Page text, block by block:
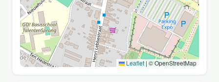
Leaflet | © OpenStreetMap